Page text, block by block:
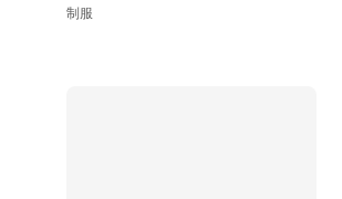
制服